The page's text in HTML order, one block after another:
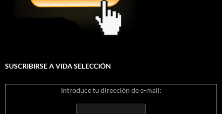
SUSCRIBIRSE A VIDA SELECCIÓN
Introduce tu dirección de e-mail: